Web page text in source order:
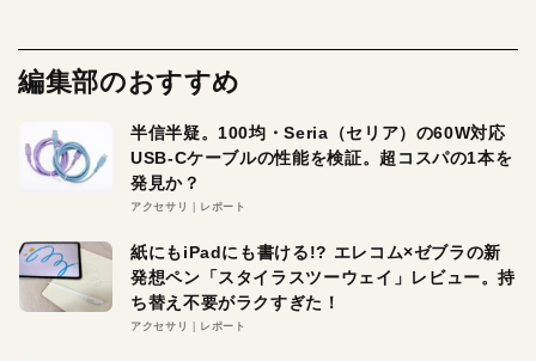
編集部のおすすめ
半信半疑。100均・Seria（セリア）の60W対応
USB-Cケーブルの性能を検証。超コスパの1本を
発見か？
アクセサリ レポート
紙にもiPadにも書ける!? エレコム×ゼブラの新
発想ペン「スタイラスツーウェイ」レビュー。持
ち替え不要がラクすぎた！
アクセサリ レポート